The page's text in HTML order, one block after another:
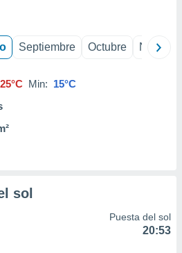
Septiembre Octubre
25°C Min: 15°C
sol
Puesta del sol
20:53